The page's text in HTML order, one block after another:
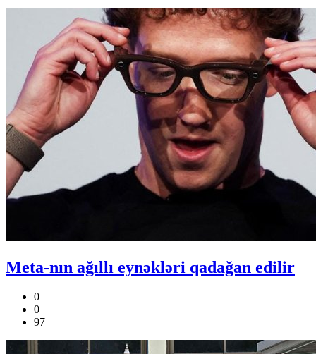
Meta-nın ağıllı eynəkləri qadağan edilir
0
0
97